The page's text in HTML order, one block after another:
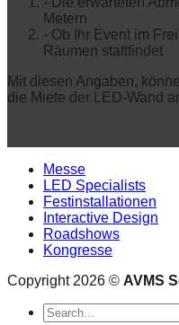
Metern
- Ob Ihr Event im
Räumen stattfindet
Mit diesen Angaben,
die Miete der LED-Wand
Messe
LED Specialists
Festinstallationen
Interactive Design
Roadshows
Kongresse
Copyright 2026 © AVMS